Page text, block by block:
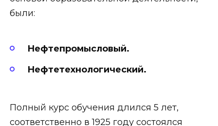
были:
Нефтепромысловый.
Нефтетехнологический.
Полный курс обучения длился 5 лет,
соответственно в 1925 году состоялся